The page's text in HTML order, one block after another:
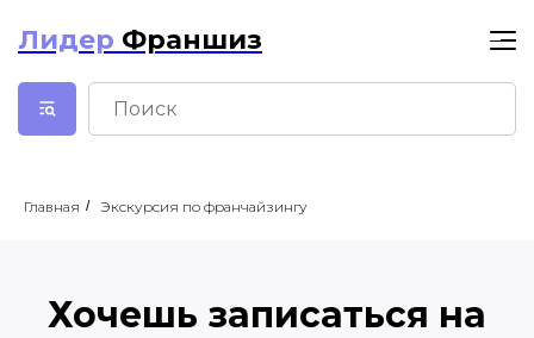
Лидер Франшиз
Главная / Экскурсия по франчайзингу
Хочешь записаться на